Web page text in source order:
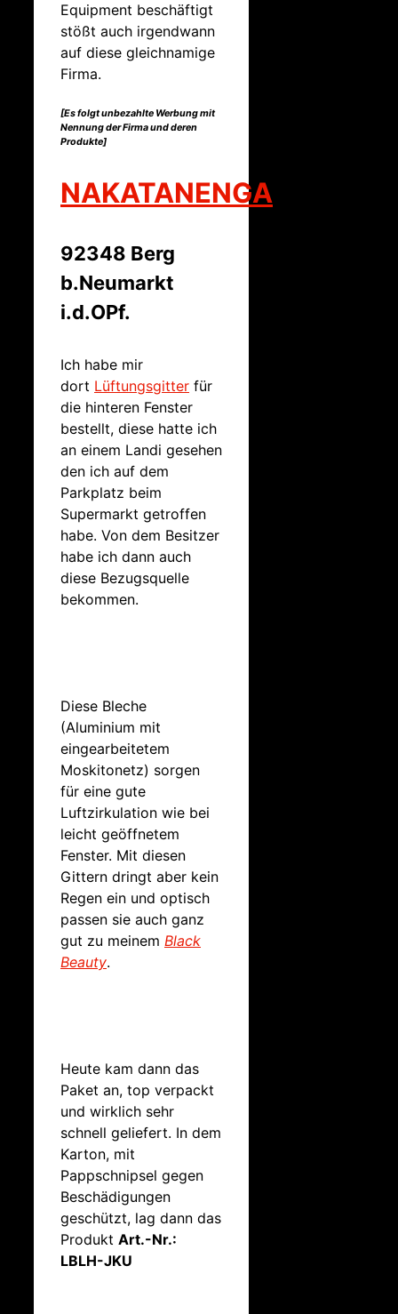
Equipment beschäftigt
stößt auch irgendwann
auf diese gleichnamige
Firma.
[Es folgt unbezahlte Werbung mit
Nennung der Firma und deren
Produkte]
NAKATANENGA
92348 Berg
b.Neumarkt
i.d.OPf.
Ich habe mir
dort Lüftungsgitter für
die hinteren Fenster
bestellt, diese hatte ich
an einem Landi gesehen
den ich auf dem
Parkplatz beim
Supermarkt getroffen
habe. Von dem Besitzer
habe ich dann auch
diese Bezugsquelle
bekommen.
Diese Bleche
(Aluminium mit
eingearbeitetem
Moskitonetz) sorgen
für eine gute
Luftzirkulation wie bei
leicht geöffnetem
Fenster. Mit diesen
Gittern dringt aber kein
Regen ein und optisch
passen sie auch ganz
gut zu meinem Black
Beauty.
Heute kam dann das
Paket an, top verpackt
und wirklich sehr
schnell geliefert. In dem
Karton, mit
Pappschnipsel gegen
Beschädigungen
geschützt, lag dann das
Produkt Art.-Nr.:
LBLH-JKU